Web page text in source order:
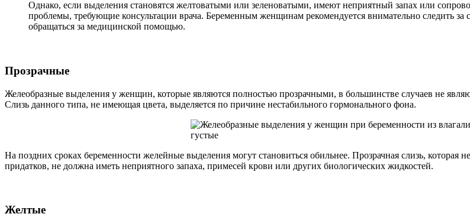
Однако, если выделения становятся желтоватыми или зеленоватыми, имеют неприятный запах или
проблемы, требующие консультации врача. Беременным женщинам рекомендуется внимательно следить
обращаться за медицинской помощью.
Прозрачные
Желеобразные выделения у женщин, которые являются полностью прозрачными, в большинстве случаев не
Слизь данного типа, не имеющая цвета, выделяется по причине нестабильного гормонального фона.
На поздних сроках беременности желейные выделения могут становиться обильнее. Прозрачная слизь,
придатков, не должна иметь неприятного запаха, примесей крови или других биологических жидкостей.
Желтые